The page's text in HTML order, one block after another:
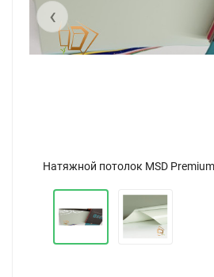
Натяжной потолок MSD
‹